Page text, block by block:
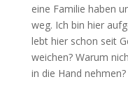
eine Familie haben
weg. Ich bin hier
lebt hier schon seit
weichen? Warum
in die Hand nehmen?